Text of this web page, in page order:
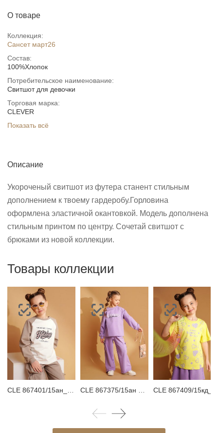
О товаре
Коллекция:
Сансет март26
Состав:
100%Хлопок
Потребительское наименование:
Свитшот для девочки
Торговая марка:
CLEVER
Показать всё
Описание
Укороченый свитшот из футера станент стильным
дополнением к твоему гардеробу.Горловина
оформлена эластичной окантовкой. Модель дополнена
стильным принтом по центру. Сочетай свитшот с
брюками из новой коллекции.
Товары коллекции